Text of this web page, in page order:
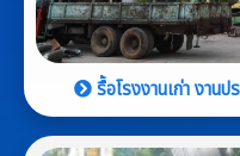
รื้อโรงงานเก่า งาน